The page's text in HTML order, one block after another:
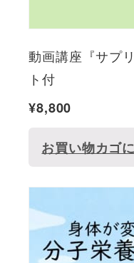
動画講座『サプ
ト付
¥8,800
お買い物カゴ